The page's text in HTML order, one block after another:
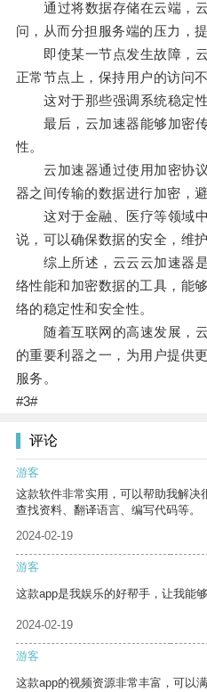
通过将数据存储在云端，云
问，从而分担服务端的压力，
即使某一节点发生故障，云
正常节点上，保持用户的访问不
这对于那些强调系统稳定性
最后，云加速器能够加密传
性。
云加速器通过使用加密协议
器之间传输的数据进行加密，
这对于金融、医疗等领域中
说，可以确保数据的安全，维
综上所述，云云云加速器是
络性能和加密数据的工具，能
络的稳定性和安全性。
随着互联网的高速发展，云
的重要利器之一，为用户提供
服务。
#3#
评论
游客
这款软件非常实用，可以帮助我解决
查找资料、翻译语言、编写代码等。
2024-02-19
游客
这款app是我娱乐的好帮手，让我能
2024-02-19
游客
这款app的视频资源非常丰富，可以